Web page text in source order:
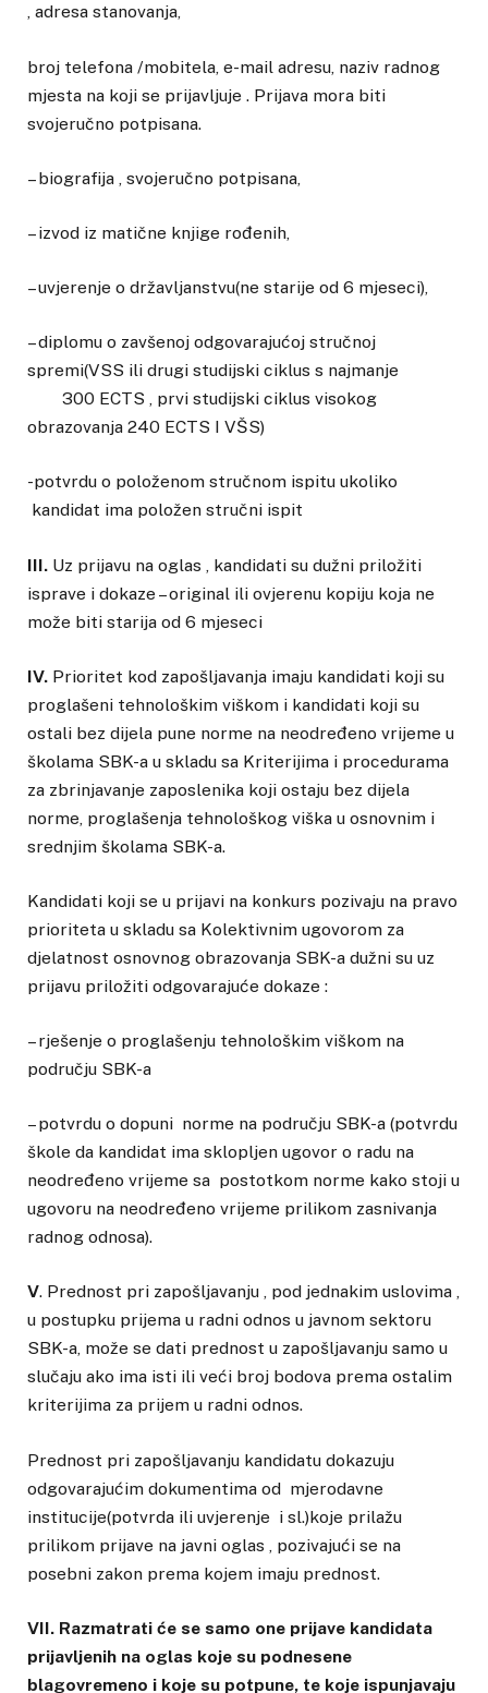
, adresa stanovanja,
broj telefona /mobitela, e-mail adresu, naziv radnog
mjesta na koji se prijavljuje . Prijava mora biti
svojeručno potpisana.
– biografija , svojeručno potpisana,
– izvod iz matične knjige rođenih,
– uvjerenje o državljanstvu(ne starije od 6 mjeseci),
– diplomu o zavšenoj odgovarajućoj stručnoj
spremi(VSS ili drugi studijski ciklus s najmanje
300 ECTS , prvi studijski ciklus visokog
obrazovanja 240 ECTS I VŠS)
-potvrdu o položenom stručnom ispitu ukoliko
kandidat ima položen stručni ispit
III. Uz prijavu na oglas , kandidati su dužni priložiti
isprave i dokaze – original ili ovjerenu kopiju koja ne
može biti starija od 6 mjeseci
IV. Prioritet kod zapošljavanja imaju kandidati koji su
proglašeni tehnološkim viškom i kandidati koji su
ostali bez dijela pune norme na neodređeno vrijeme u
školama SBK-a u skladu sa Kriterijima i procedurama
za zbrinjavanje zaposlenika koji ostaju bez dijela
norme, proglašenja tehnološkog viška u osnovnim i
srednjim školama SBK-a.
Kandidati koji se u prijavi na konkurs pozivaju na pravo
prioriteta u skladu sa Kolektivnim ugovorom za
djelatnost osnovnog obrazovanja SBK-a dužni su uz
prijavu priložiti odgovarajuće dokaze :
– rješenje o proglašenju tehnološkim viškom na
području SBK-a
– potvrdu o dopuni norme na području SBK-a (potvrdu
škole da kandidat ima sklopljen ugovor o radu na
neodređeno vrijeme sa postotkom norme kako stoji u
ugovoru na neodređeno vrijeme prilikom zasnivanja
radnog odnosa).
V. Prednost pri zapošljavanju , pod jednakim uslovima ,
u postupku prijema u radni odnos u javnom sektoru
SBK-a, može se dati prednost u zapošljavanju samo u
slučaju ako ima isti ili veći broj bodova prema ostalim
kriterijima za prijem u radni odnos.
Prednost pri zapošljavanju kandidatu dokazuju
odgovarajućim dokumentima od mjerodavne
institucije(potvrda ili uvjerenje i sl.)koje prilažu
prilikom prijave na javni oglas , pozivajući se na
posebni zakon prema kojem imaju prednost.
VII. Razmatrati će se samo one prijave kandidata
prijavljenih na oglas koje su podnesene
blagovremeno i koje su potpune, te koje ispunjavaju